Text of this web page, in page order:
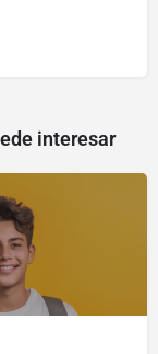
interesar